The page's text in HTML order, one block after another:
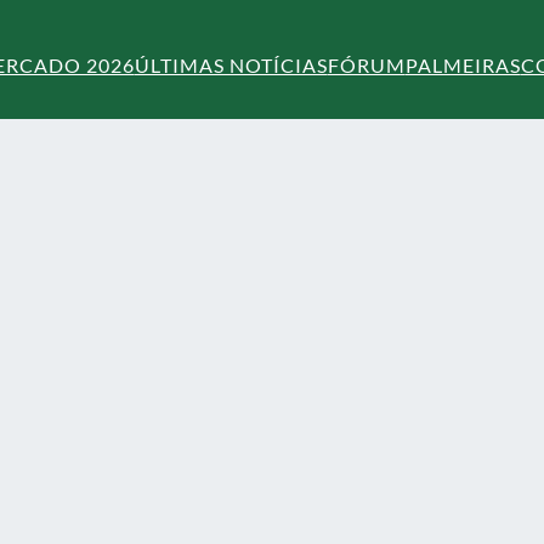
2026ÚLTIMAS NOTÍCIASFÓRUMPALMEIRAS